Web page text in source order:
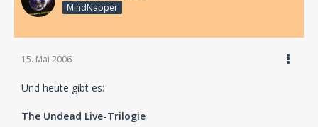
MindNapper
15. Mai 2006
Und heute gibt es:
The Undead Live-Trilogie